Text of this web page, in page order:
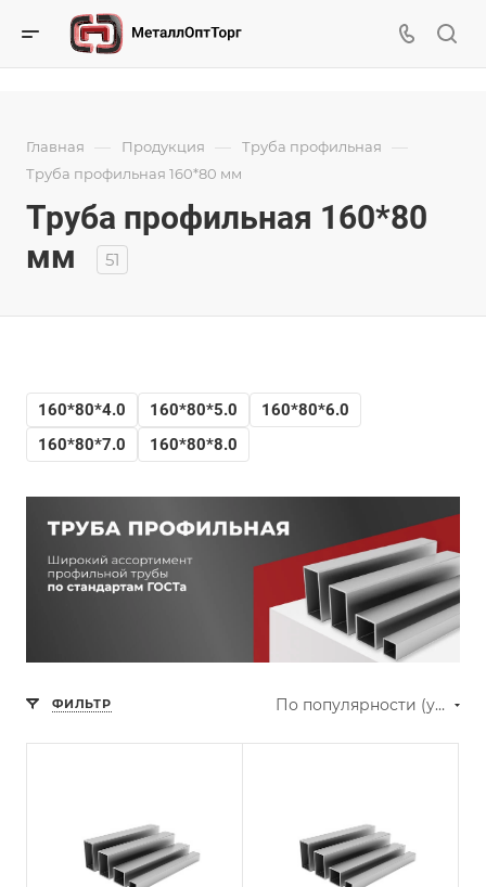
Главная — Продукция — Труба профильная —
Труба профильная 160*80 мм
Труба профильная 160*80
мм
51
160*80*4.0 160*80*5.0
160*80*6.0
160*80*7.0
160*80*8.0
ФИЛЬТР По популярности (убывание)